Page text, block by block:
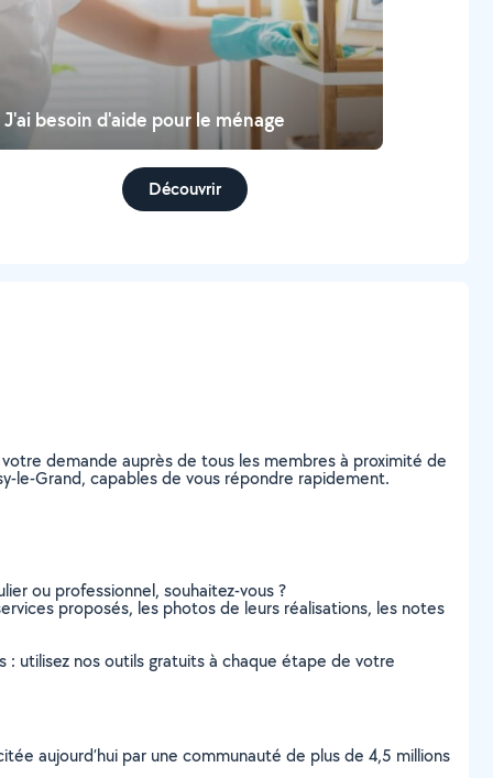
J'ai besoin d'aide pour le ménage
Découvrir
demande auprès de tous les membres à proximité de
le-Grand, capables de vous répondre rapidement.
ou professionnel, souhaitez-vous ?
proposés, les photos de leurs réalisations, les notes
: utilisez nos outils gratuits à chaque étape de votre
aujourd’hui par une communauté de plus de 4,5 millions